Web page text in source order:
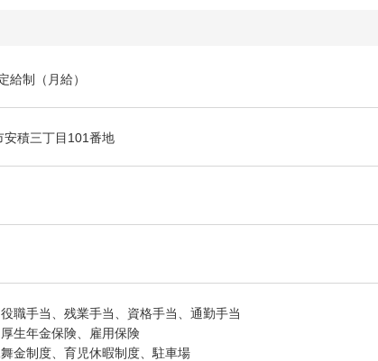
給制（月給）
積三丁目101番地
職手当、残業手当、資格手当、通勤手当
生年金保険、雇用保険
金制度、育児休暇制度、駐車場